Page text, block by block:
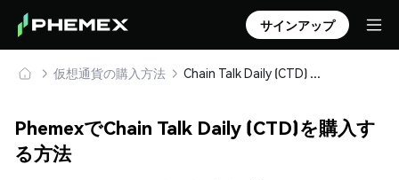
サインアップ
仮想通貨の購入方法 Chain Talk Daily (CTD) を安全に購入・保管
PhemexでChain Talk Daily (CTD)を購入す
る方法